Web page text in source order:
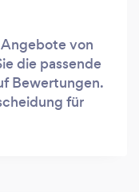
von
die passende
Bewertungen.
für